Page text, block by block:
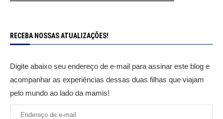
RECEBA NOSSAS ATUALIZAÇÕES!
Digite abaixo seu endereço de e-mail para assinar este blog e
acompanhar as experiências dessas duas filhas que viajam
pelo mundo ao lado da mamis!